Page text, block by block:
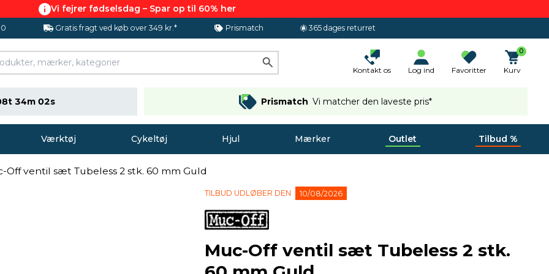
Vi fejrer fødselsdag – Spar op til 60% her
Gratis fragt ved køb over 349 kr.* Prismatch 365 dages returret
Kontakt os Log ind Favoritter
0
Kurv
34m 01s Prismatch Vi matcher den laveste pris*
Værktøj Cykeltøj Hjul Mærker Outlet Tilbud %
Off ventil sæt Tubeless 2 stk. 60 mm Guld
TILBUD UDLØBER DEN 10/08/2026
Muc-Off ventil sæt Tubeless 2 stk.